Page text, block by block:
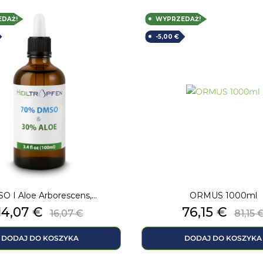
I Aloe Arborescens,...
€ Cena
podstawowa
16,07 €
DODAJ DO KOSZYKA
ORMUS 1000ml
Cena
76,15 € 81,15
DODAJ DO KOSZYKA
WYPRZEDAŻ!
-5,00 €